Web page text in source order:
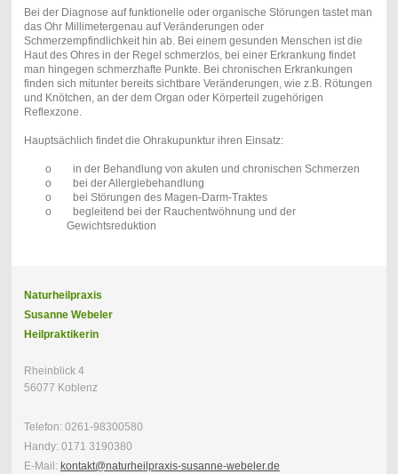
Bei der Diagnose auf funktionelle oder organische Störungen tastet man
das Ohr Millimetergenau auf Veränderungen oder
Schmerzempfindlichkeit hin ab. Bei einem gesunden Menschen ist die
Haut des Ohres in der Regel schmerzlos, bei einer Erkrankung findet
man hingegen schmerzhafte Punkte. Bei chronischen Erkrankungen
finden sich mitunter bereits sichtbare Veränderungen, wie z.B. Rötungen
und Knötchen, an der dem Organ oder Körperteil zugehörigen
Reflexzone.
Hauptsächlich findet die Ohrakupunktur ihren Einsatz:
o in der Behandlung von akuten und chronischen Schmerzen
o bei der Allergiebehandlung
o bei Störungen des Magen-Darm-Traktes
o begleitend bei der Rauchentwöhnung und der
Gewichtsreduktion
Naturheilpraxis
Susanne Webeler
Heilpraktikerin
Rheinblick 4
56077 Koblenz
Telefon: 0261-98300580
Handy: 0171 3190380
E-Mail: kontakt@naturheilpraxis-susanne-webeler.de